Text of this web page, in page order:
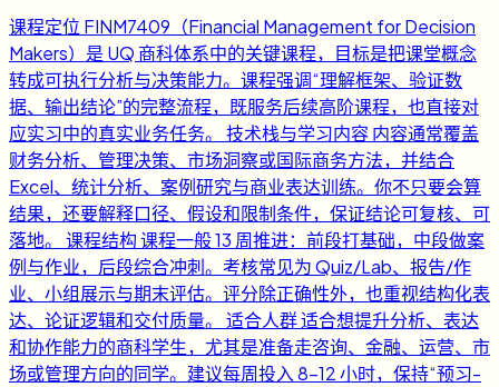
课程定位 FINM7409（Financial Management for Decision
Makers）是 UQ 商科体系中的关键课程，目标是把课堂概念
转成可执行分析与决策能力。课程强调“理解框架、验证数
据、输出结论”的完整流程，既服务后续高阶课程，也直接对
应实习中的真实业务任务。 技术栈与学习内容 内容通常覆盖
财务分析、管理决策、市场洞察或国际商务方法，并结合
Excel、统计分析、案例研究与商业表达训练。你不只要会算
结果，还要解释口径、假设和限制条件，保证结论可复核、可
落地。 课程结构 课程一般 13 周推进：前段打基础，中段做案
例与作业，后段综合冲刺。考核常见为 Quiz/Lab、报告/作
业、小组展示与期末评估。评分除正确性外，也重视结构化表
达、论证逻辑和交付质量。 适合人群 适合想提升分析、表达
和协作能力的商科学生，尤其是准备走咨询、金融、运营、市
场或管理方向的同学。建议每周投入 8-12 小时，保持“预习-